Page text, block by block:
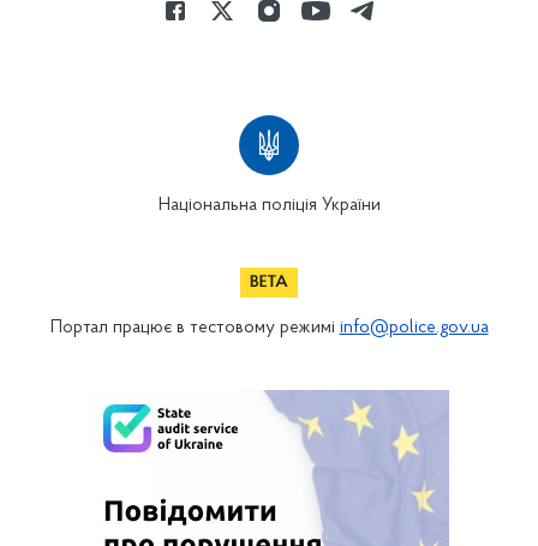
Національна поліція України
Портал працює в тестовому режимі info@police.gov.ua